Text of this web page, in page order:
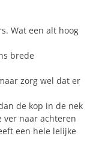
Wat een alt hoog
brede
zorg wel dat er
de kop in de nek
ver naar achteren
een hele lelijke